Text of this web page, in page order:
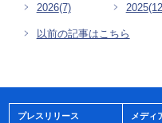
2026(7) 2025
以前の記事はこちら
プレスリリース メディ